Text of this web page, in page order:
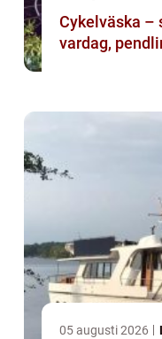
Cykelväska –
vardag,
05 augusti 2026